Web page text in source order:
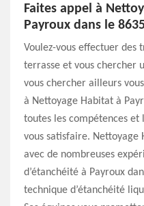
Faites appel à
Payroux dans le
Voulez-vous effectuer des
terrasse et vous chercher
vous chercher ailleurs
à Nettoyage Habitat à
toutes les compétences et
vous satisfaire. Nettoyage
avec de nombreuses
d’étanchéité à Payroux
technique d’étanchéité